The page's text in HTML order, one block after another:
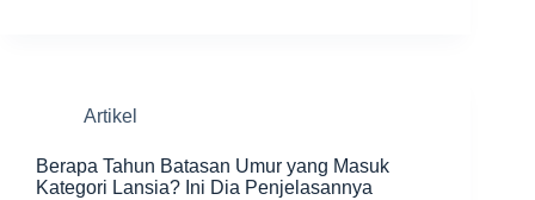
Artikel
Berapa Tahun Batasan Umur yang Masuk
Kategori Lansia? Ini Dia Penjelasannya